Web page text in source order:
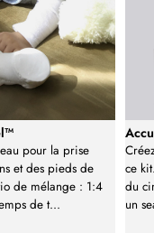
pour la prise
et des pieds de
de mélange : 1:4
de t...
ce
du
un